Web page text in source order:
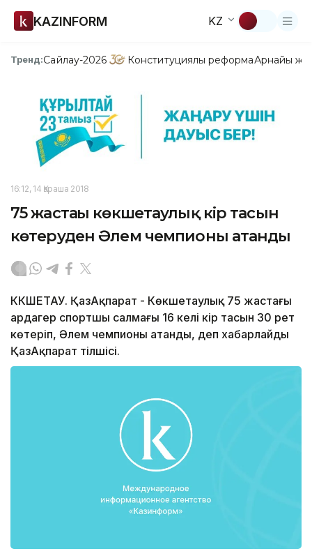
KAZINFORM KZ
Тренд:Сайлау-2026 Конституциялық реформаАрнайы
16:12, 14 Қараша 2018
75 жастағы көкшетаулық кір тасын
көтеруден Әлем чемпионы атанды
КӨКШЕТАУ. ҚазАқпарат - Көкшетаулық 75 жастағы
ардагер спортшы салмағы 16 келі кір тасын 30 рет
көтеріп, Әлем чемпионы атанды, деп хабарлайды
ҚазАқпарат тілшісі.